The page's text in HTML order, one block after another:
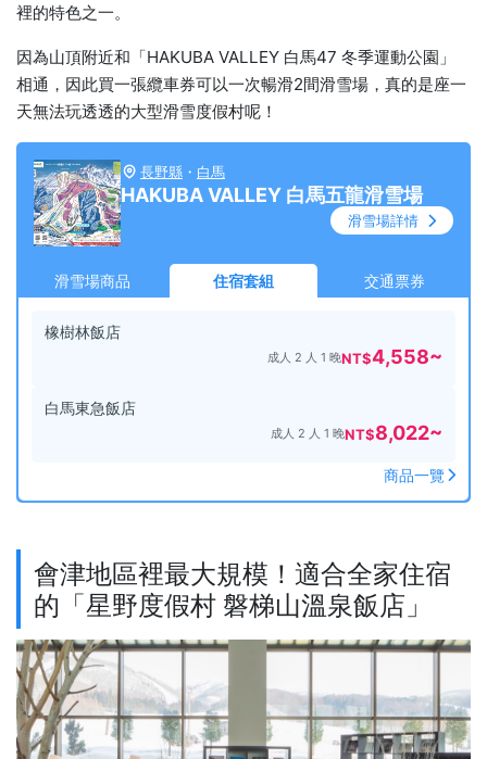
裡的特色之一。
因為山頂附近和「HAKUBA VALLEY 白馬47 冬季運動公園」
相通，因此買一張纜車券可以一次暢滑2間滑雪場，真的是座一
天無法玩透透的大型滑雪度假村呢！
長野縣 ・ 白馬
HAKUBA VALLEY 白馬五龍滑雪場
滑雪場詳情
滑雪場商品 住宿套組 交通票券
橡樹林飯店
成人 2 人 1 晚NT$4,558~
白馬東急飯店
成人 2 人 1 晚NT$8,022~
商品一覽
會津地區裡最大規模！適合全家住宿
的「星野度假村 磐梯山溫泉飯店」